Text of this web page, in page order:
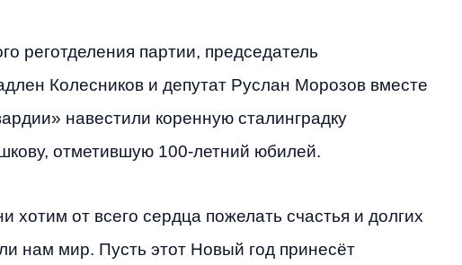
реготделения партии, председатель
Колесников и депутат Руслан Морозов вместе
навестили коренную сталинградку
отметившую 100-летний юбилей.
хотим от всего сердца пожелать счастья и долгих
нам мир. Пусть этот Новый год принесёт